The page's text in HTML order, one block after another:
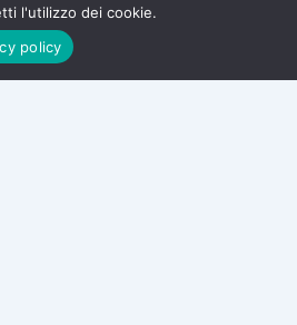
l'utilizzo dei cookie.
policy